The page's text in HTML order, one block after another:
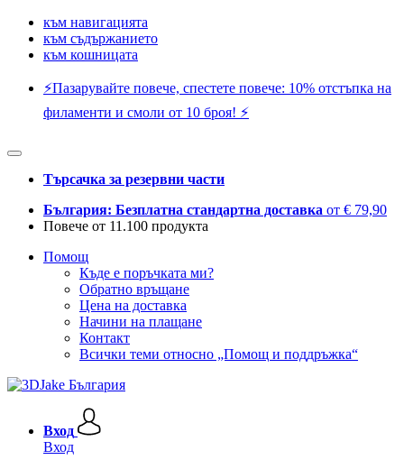
към навигацията
към съдържанието
към кошницата
⚡️Пазарувайте повече, спестете повече: 10% отстъпка на
филаменти и смоли от 10 броя! ⚡️
Търсачка за резервни части
България: Безплатна стандартна доставка от € 79,90
Повече от 11.100 продукта
Помощ
Къде е поръчката ми?
Обратно връщане
Цена на доставка
Начини на плащане
Контакт
Всички теми относно „Помощ и поддръжка“
Вход
Вход